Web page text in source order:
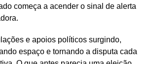
começa a acender o sinal de alerta
e apoios políticos surgindo,
espaço e tornando a disputa cada